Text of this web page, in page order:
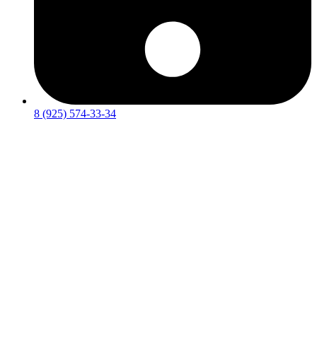
8 (925) 574-33-34